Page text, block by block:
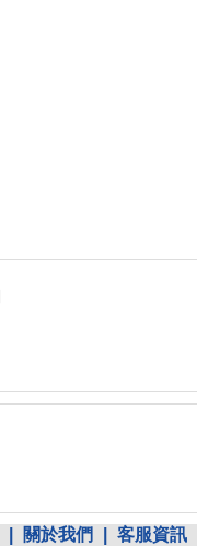
關於我們 客服資訊